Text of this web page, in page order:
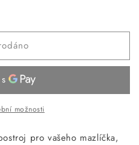
možnosti
pro vašeho mazlíčka,